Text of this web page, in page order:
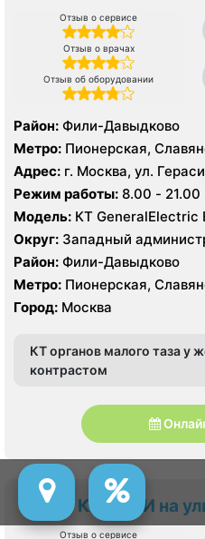
Отзыв о сервисе
Отзыв о врачах
Отзыв об оборудовании
Район: Фили-Давыдково
Метро: Пионерская,
парк
Адрес: г. Москва, ул.
Режим работы: 8.00 - 21.00
Модель: КТ GeneralElectric
Округ: Западный
Район: Фили-Давыдково
Метро: Пионерская,
парк
Город: Москва
КТ органов малого таза у
контрастом
МРТ КТ и УЗИ на
Отзыв о сервисе